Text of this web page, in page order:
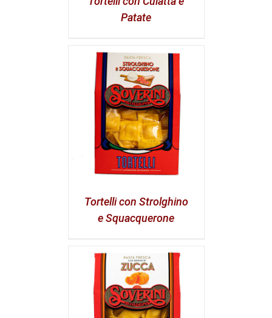
Patate
Tortelli con Strolghino
e Squacquerone